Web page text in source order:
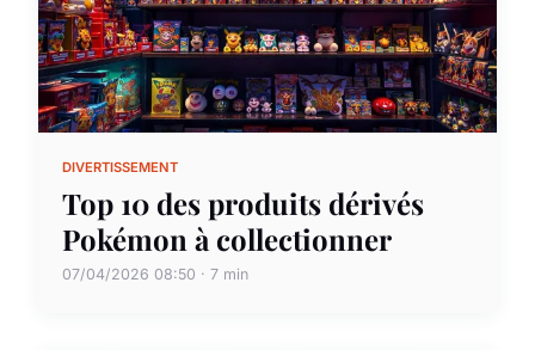
DIVERTISSEMENT
Top 10 des produits dérivés
Pokémon à collectionner
07/04/2026 08:50 · 7 min